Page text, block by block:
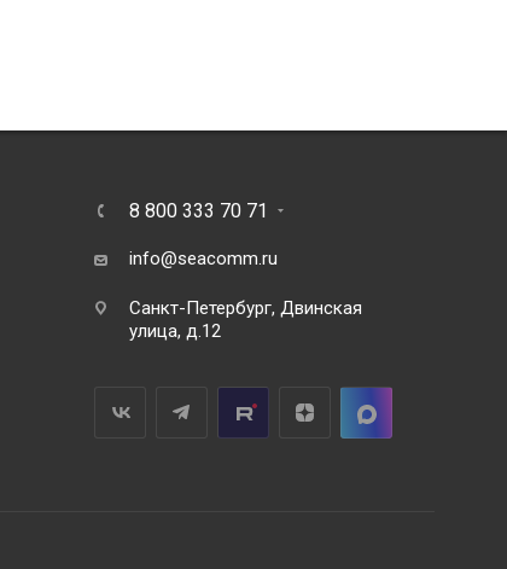
8 800 333 70 71
info@seacomm.ru
Санкт-Петербург, Двинская
улица, д.12